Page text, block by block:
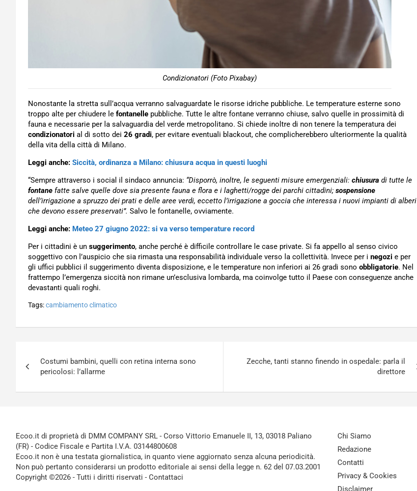
Condizionatori (Foto Pixabay)
Nonostante la stretta sull’acqua verranno salvaguardate le risorse idriche pubbliche. Le temperature esterne sono
troppo alte per chiudere le fontanelle pubbliche. Tutte le altre fontane verranno chiuse, salvo quelle in prossimità di
fauna e necessarie per la salvaguardia del verde metropolitano. Si chiede inoltre di non tenere la temperatura dei
condizionatori al di sotto dei 26 gradi, per evitare eventuali blackout, che complicherebbero ulteriormente la qualità
della vita della città di Milano.
Leggi anche: Siccità, ordinanza a Milano: chiusura acqua in questi luoghi
“Sempre attraverso i social il sindaco annuncia: “Disporrò, inoltre, le seguenti misure emergenziali: chiusura di tutte le
fontane fatte salve quelle dove sia presente fauna e flora e i laghetti/rogge dei parchi cittadini; sospensione
dell’irrigazione a spruzzo dei prati e delle aree verdi, eccetto l’irrigazione a goccia che interessa i nuovi impianti di alberi
che devono essere preservati”. Salvo le fontanelle, ovviamente.
Leggi anche: Meteo 27 giugno 2022: si va verso temperature record
Per i cittadini è un suggerimento, anche perché è difficile controllare le case private. Si fa appello al senso civico
soggettivo con l’auspicio che sia rimasta una responsabilità individuale verso la collettività. Invece per i negozi e per
gli uffici pubblici il suggerimento diventa disposizione, e le temperature non inferiori ai 26 gradi sono obbligatorie. Nel
frattempo l’emergenza siccità non rimane un’esclusiva lombarda, ma coinvolge tutto il Paese con conseguenze anche
devastanti quali roghi.
Tags:cambiamento climatico
articoli
Costumi bambini, quelli con retina interna sono
pericolosi: l’allarme
Zecche, tanti stanno finendo in ospedale: parla il
direttore
Ecoo.it di proprietà di DMM COMPANY SRL - Corso Vittorio Emanuele II, 13, 03018 Paliano
(FR) - Codice Fiscale e Partita I.V.A. 03144800608
Ecoo.it non è una testata giornalistica, in quanto viene aggiornato senza alcuna periodicità.
Non può pertanto considerarsi un prodotto editoriale ai sensi della legge n. 62 del 07.03.2001
Copyright ©2026 - Tutti i diritti riservati - Contattaci
Chi Siamo
Redazione
Contatti
Privacy & Cookies
Disclaimer